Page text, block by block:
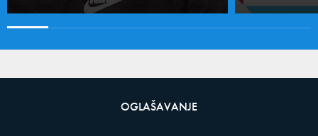
OGLAŠAVANJE